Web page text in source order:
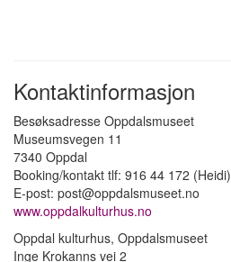
Kontaktinformasjon
Besøksadresse Oppdalsmuseet
Museumsvegen 11
7340 Oppdal
Booking/kontakt tlf: 916 44 172 (Heidi)
E-post: post@oppdalsmuseet.no
www.oppdalkulturhus.no
Oppdal kulturhus, Oppdalsmuseet
Inge Krokanns vei 2